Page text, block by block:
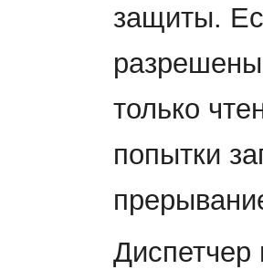
защиты.
только
попытки
Диспетчер